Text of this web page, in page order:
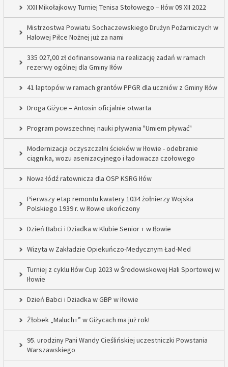
XXII Mikołajkowy Turniej Tenisa Stołowego – Iłów 09 XII 2022
Mistrzostwa Powiatu Sochaczewskiego Drużyn Pożarniczych w
Halowej Piłce Nożnej już za nami
335 027,00 zł dofinansowania na realizację zadań w ramach
rezerwy ogólnej dla Gminy Iłów
41 laptopów w ramach grantów PPGR dla uczniów z Gminy Iłów
Droga Giżyce – Antosin oficjalnie otwarta
Program powszechnej nauki pływania "Umiem pływać"
Modernizacja oczyszczalni ścieków w Iłowie - odebranie
ciągnika, wozu asenizacyjnego i ładowacza czołowego
Nowa łódź ratownicza dla OSP KSRG Iłów
Pierwszy etap remontu kwatery 1034 żołnierzy Wojska
Polskiego 1939 r. w Iłowie ukończony
Dzień Babci i Dziadka w Klubie Senior + w Iłowie
Wizyta w Zakładzie Opiekuńczo-Medycznym Ład-Med
Turniej z cyklu Iłów Cup 2023 w Środowiskowej Hali Sportowej w
Iłowie
Dzień Babci i Dziadka w GBP w Iłowie
Żłobek „Maluch+” w Giżycach ma już rok!
95. urodziny Pani Wandy Cieślińskiej uczestniczki Powstania
Warszawskiego